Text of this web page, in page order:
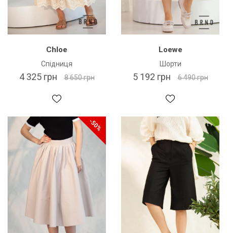
Chloe
Спідниця
4 325 грн 8 650 грн
Loewe
Шорти
5 192 грн 6 490 грн
-50%